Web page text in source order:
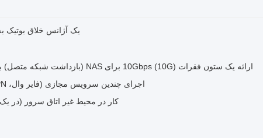
یک آژانس خلاق بوتیک
ارائه یک ستون فقرات 10Gbps (10G) برای NAS (بازداشت شبکه متصل) برای اجازه ویرایش ویدیوی 4K در زمان واقعی.
اجرای چندین سرویس مجازی (فایر وال، VPN و اتوماسیون خانگی) 24/7 بدون سر و صدا.
کار در محیط غیر اتاق سرور (در